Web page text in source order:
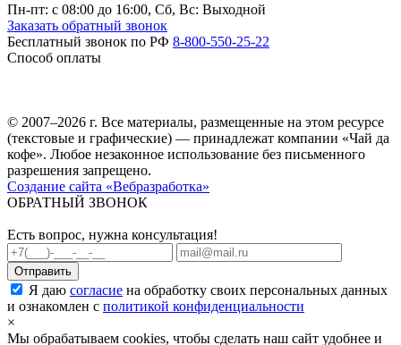
Пн-пт: c 08:00 до 16:00, Сб, Вс: Выходной
Заказать обратный звонок
Бесплатный звонок по РФ 8-800-550-25-22
Способ оплаты
© 2007–2026 г. Все материалы, размещенные на этом ресурсе
(текстовые и графические) — принадлежат компании «Чай да
кофе». Любое незаконное использование без письменного
разрешения запрещено.
Создание сайта «Вебразработка»
ОБРАТНЫЙ ЗВОНОК
Есть вопрос, нужна консультация!
Я даю согласие на обработку своих персональных данных
и ознакомлен с политикой конфиденциальности
×
Мы обрабатываем cookies, чтобы сделать наш сайт удобнее и